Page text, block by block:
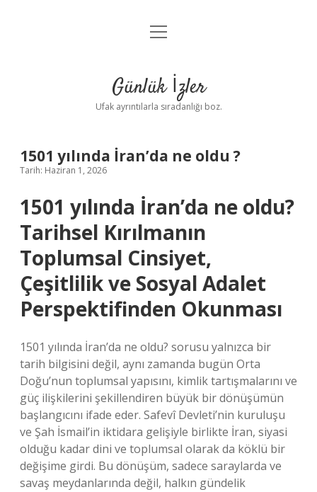
Anasayfa
Yasal Uyarı
menüyü
Günlük İzler
Ufak ayrıntılarla sıradanlığı boz.
1501 yılında İran’da ne oldu ?
Tarih: Haziran 1, 2026
1501 yılında İran’da ne oldu?
Tarihsel Kırılmanın
Toplumsal Cinsiyet,
Çeşitlilik ve Sosyal Adalet
Perspektifinden Okunması
1501 yılında İran’da ne oldu? sorusu yalnızca bir
tarih bilgisini değil, aynı zamanda bugün Orta
Doğu’nun toplumsal yapısını, kimlik tartışmalarını ve
güç ilişkilerini şekillendiren büyük bir dönüşümün
başlangıcını ifade eder. Safevî Devleti’nin kuruluşu
ve Şah İsmail’in iktidara gelişiyle birlikte İran, siyasi
olduğu kadar dini ve toplumsal olarak da köklü bir
değişime girdi. Bu dönüşüm, sadece saraylarda ve
savaş meydanlarında değil, halkın gündelik